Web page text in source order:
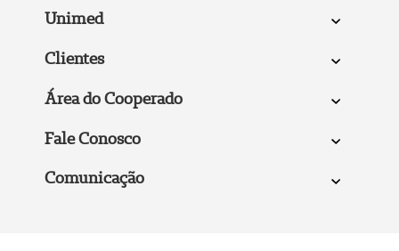
Unimed
Clientes
Área do Cooperado
Fale Conosco
Comunicação